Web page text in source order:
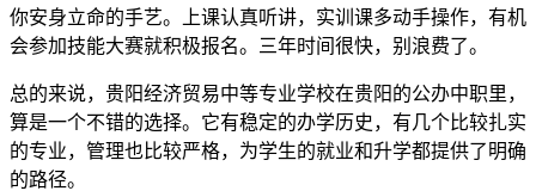
你安身立命的手艺。上课认真听讲，实训课多动手操作，有机
会参加技能大赛就积极报名。三年时间很快，别浪费了。
总的来说，贵阳经济贸易中等专业学校在贵阳的公办中职里，
算是一个不错的选择。它有稳定的办学历史，有几个比较扎实
的专业，管理也比较严格，为学生的就业和升学都提供了明确
的路径。